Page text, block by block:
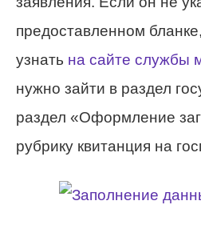
предоставленном
узнать на сайте службы
нужно зайти в раздел
раздел «Оформление
рубрику квитанция на